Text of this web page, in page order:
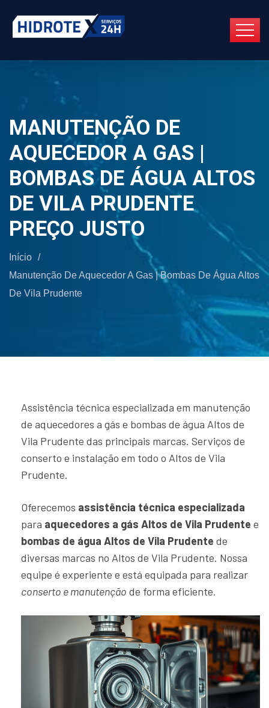
MANUTENÇÃO DE
AQUECEDOR A GAS |
BOMBAS DE ÁGUA ALTOS
DE VILA PRUDENTE
PREÇO JUSTO
Início /
Manutenção De Aquecedor A Gas | Bombas De Água Altos
De Vila Prudente
Assistência técnica especializada em manutenção
de aquecedores a gás e bombas de água Altos de
Vila Prudente das principais marcas. Serviços de
conserto e instalação em todo o Altos de Vila
Prudente.
Oferecemos assistência técnica especializada
para aquecedores a gás Altos de Vila Prudente e
bombas de água Altos de Vila Prudente de
diversas marcas no Altos de Vila Prudente. Nossa
equipe é experiente e está equipada para realizar
conserto e manutenção de forma eficiente.